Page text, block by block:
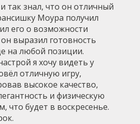
так знал, что он отличный
Моура получил
его о возможности
выразил готовность
на любой позиции.
я хочу видеть у
отличную игру,
высокое качество,
и физическую
что будет в воскресенье.